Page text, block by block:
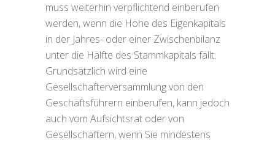
muss weiterhin verpflichtend einberufen
werden, wenn die Höhe des Eigenkapitals
in der Jahres- oder einer Zwischenbilanz
unter die Hälfte des Stammkapitals fällt.
Grundsätzlich wird eine
Gesellschafterversammlung von den
Geschäftsführern einberufen, kann jedoch
auch vom Aufsichtsrat oder von
Gesellschaftern, wenn Sie mindestens